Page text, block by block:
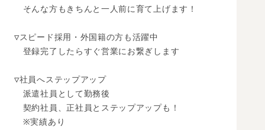
そんな方もきちんと一人前に育て上げます！
▽スピード採用・外国籍の方も活躍中
登録完了したらすぐ営業にお繋ぎします
▽社員へステップアップ
派遣社員として勤務後
契約社員、正社員とステップアップも！
※実績あり